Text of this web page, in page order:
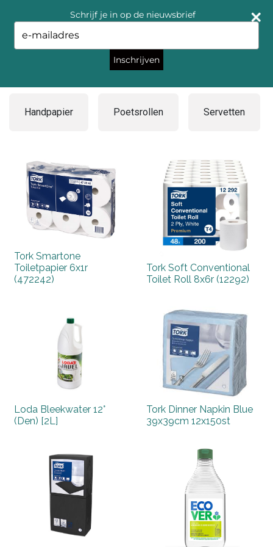
Handpapier Poetsrollen Servetten
Tork Smartone
Toiletpapier 6x1r
(472242)
Tork Soft Conventional
Toilet Roll 8x6r (12292)
Loda Bleekwater 12°
(Den) [2L]
Tork Dinner Napkin Blue
39x39cm 12x150st
Schrijf je in op de nieuwsbrief
your
email
Inschrijven